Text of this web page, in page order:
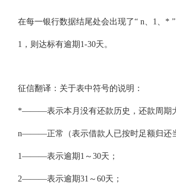
在每一银行数据结尾处会出现了“ n、1、*
1，则达标有逾期1-30天。
征信翻译：关于表中符号的说明：
*———表示本月没有还款历史，还款周期
n———正常（表示借款人已按时足额归还
1———表示逾期1～30天；
2———表示逾期31～60天；